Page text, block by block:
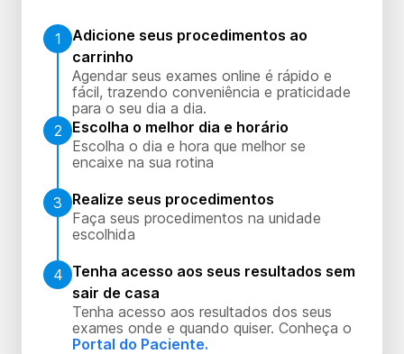
1
Adicione seus procedimentos ao
carrinho
Agendar seus exames online é rápido e
fácil, trazendo conveniência e praticidade
para o seu dia a dia.
2
Escolha o melhor dia e horário
Escolha o dia e hora que melhor se
encaixe na sua rotina
3
Realize seus procedimentos
Faça seus procedimentos na unidade
escolhida
4 Tenha acesso aos seus resultados sem
sair de casa
Tenha acesso aos resultados dos seus
exames onde e quando quiser. Conheça o
Portal do Paciente.